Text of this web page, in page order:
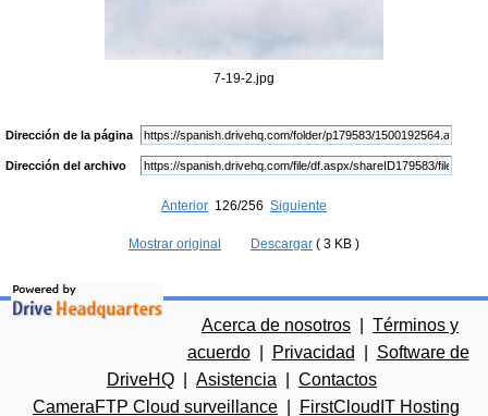
7-19-2.jpg
Dirección de la página
Dirección del archivo
Anterior 126/256 Siguiente
Mostrar original Descargar ( 3 KB )
Acerca de nosotros
Términos y
acuerdo
Privacidad
Software de
DriveHQ
Asistencia
Contactos
CameraFTP Cloud surveillance
FirstCloudIT Hosting